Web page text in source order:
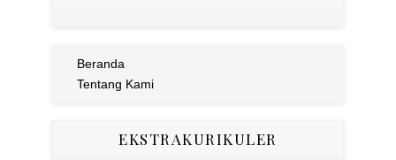
Beranda
Tentang Kami
EKSTRAKURIKULER